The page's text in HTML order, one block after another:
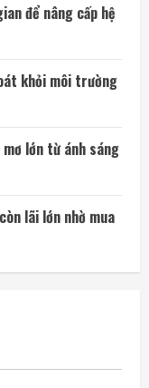
để nâng cấp hệ
khỏi môi trường
lớn từ ánh sáng
lãi lớn nhờ mua